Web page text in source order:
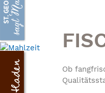
Ob